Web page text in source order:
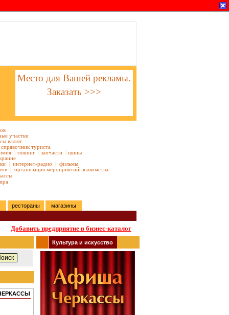
Место для Вашей рекламы.
Заказать >>>
участки
валют
справочник туриста
| тюнинг | запчасти | шины
| интернет-радио | фильмы
| организация мероприятий| знакомства
рестораны магазины
Добавить предприятие в бизнес-каталог
Культура и искусство